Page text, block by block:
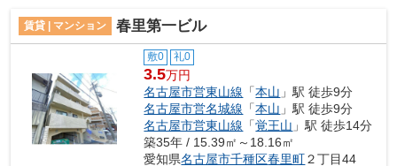
賃貸 | マンション 春里第一ビル
敷0 礼0
3.5万円
名古屋市営東山線 「本山 」駅 徒歩9分
名古屋市営名城線 「本山 」駅 徒歩9分
名古屋市営東山線 「覚王山 」駅 徒歩14分
築35年 / 15.39㎡～18.16㎡
愛知県名古屋市千種区春里町２丁目44